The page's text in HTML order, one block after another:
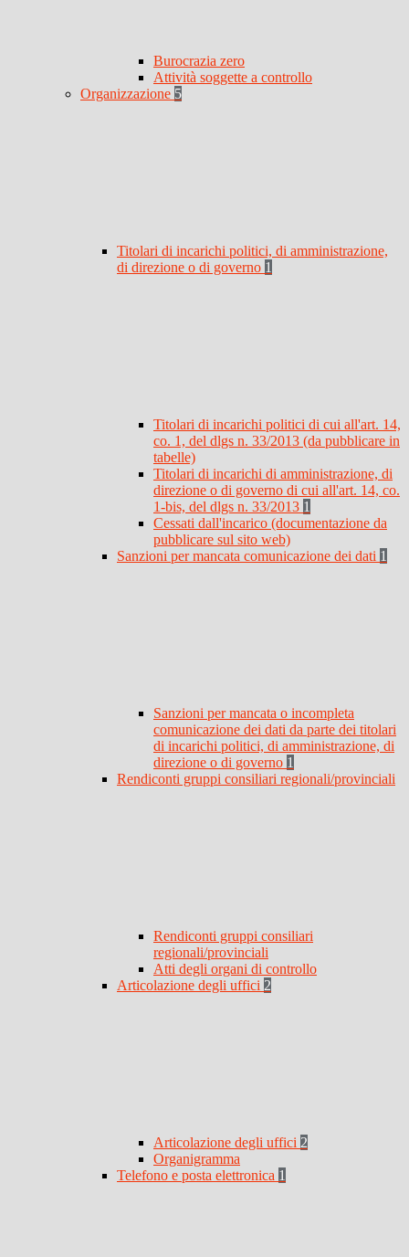
Burocrazia zero
Attività soggette a controllo
Organizzazione 5
Titolari di incarichi politici, di amministrazione,
di direzione o di governo 1
Titolari di incarichi politici di cui all'art. 14,
co. 1, del dlgs n. 33/2013 (da pubblicare in
tabelle)
Titolari di incarichi di amministrazione, di
direzione o di governo di cui all'art. 14, co.
1-bis, del dlgs n. 33/2013 1
Cessati dall'incarico (documentazione da
pubblicare sul sito web)
Sanzioni per mancata comunicazione dei dati 1
Sanzioni per mancata o incompleta
comunicazione dei dati da parte dei titolari
di incarichi politici, di amministrazione, di
direzione o di governo 1
Rendiconti gruppi consiliari regionali/provinciali
Rendiconti gruppi consiliari
regionali/provinciali
Atti degli organi di controllo
Articolazione degli uffici 2
Articolazione degli uffici 2
Organigramma
Telefono e posta elettronica 1